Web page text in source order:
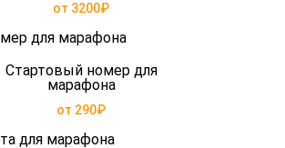
от 3200₽
Стартовый номер для
марафона
от 290₽